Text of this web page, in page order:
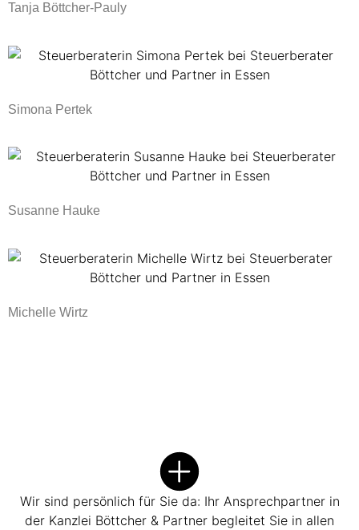
Tanja Böttcher-Pauly
Simona Pertek
Susanne Hauke
Michelle Wirtz
Wir sind persönlich für Sie da: Ihr Ansprechpartner in
der Kanzlei Böttcher & Partner begleitet Sie in allen